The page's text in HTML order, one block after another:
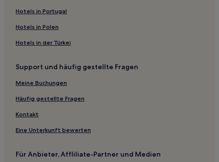
Yiyang Hotels
Hotels nahe Wuliu See
Hotels nahe Longwang-Höhle
Hotels nahe Shejia See Stätte
Kreis Nan Hotels
Hanshou Hotels
Hotels nahe Xianchi Berg
Wangjiazhai Hotels
Hunan: Hotels
Hotels in Portugal
Hotels in Polen
Hotels in der Türkei
Support und häufig gestellte Fragen
Meine Buchungen
Häufig gestellte Fragen
Kontakt
Eine Unterkunft bewerten
Für Anbieter, Affliliate-Partner und Medien